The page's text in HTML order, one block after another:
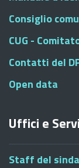
Consiglio
CUG -
Contatti del
Open data
Uffici e
Staff del